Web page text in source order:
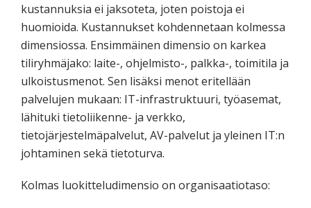
kustannuksia ei jaksoteta, joten poistoja ei
huomioida. Kustannukset kohdennetaan kolmessa
dimensiossa. Ensimmäinen dimensio on karkea
tiliryhmäjako: laite-, ohjelmisto-, palkka-, toimitila ja
ulkoistusmenot. Sen lisäksi menot eritellään
palvelujen mukaan: IT-infrastruktuuri, työasemat,
lähituki tietoliikenne- ja verkko,
tietojärjestelmäpalvelut, AV-palvelut ja yleinen IT:n
johtaminen sekä tietoturva.
Kolmas luokitteludimensio on organisaatiotaso: